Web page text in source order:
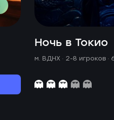
Ночь в Токио
м. ВДНХ · 2-8 игроков ·